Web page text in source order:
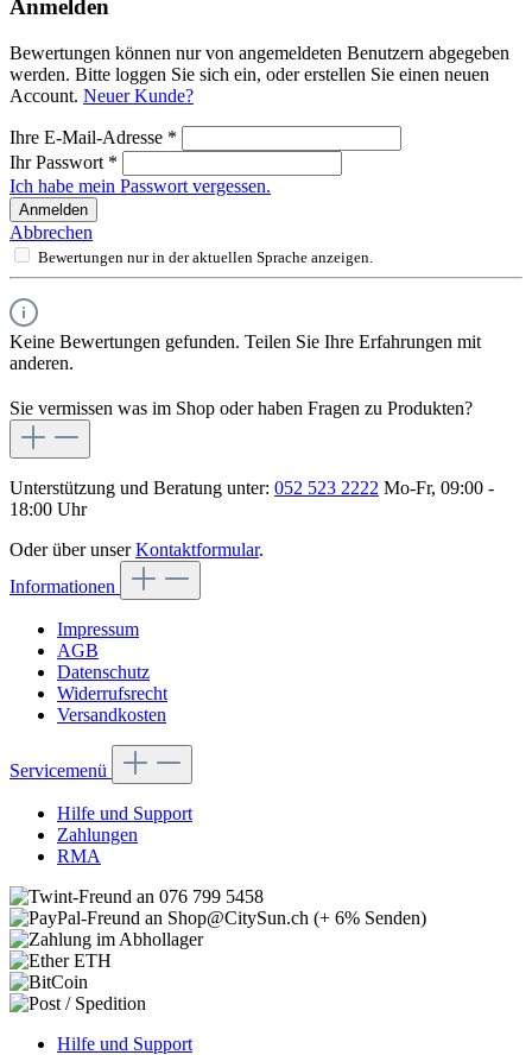
Anmelden
Bewertungen können nur von angemeldeten Benutzern abgegeben
werden. Bitte loggen Sie sich ein, oder erstellen Sie einen neuen
Account. Neuer Kunde?
Ihre E-Mail-Adresse *
Ihr Passwort *
Ich habe mein Passwort vergessen.
Anmelden
Abbrechen
Bewertungen nur in der aktuellen Sprache anzeigen.
Keine Bewertungen gefunden. Teilen Sie Ihre Erfahrungen mit
anderen.
Sie vermissen was im Shop oder haben Fragen zu Produkten?
Unterstützung und Beratung unter: 052 523 2222 Mo-Fr, 09:00 -
18:00 Uhr
Oder über unserKontaktformular.
Informationen
Impressum
AGB
Datenschutz
Widerrufsrecht
Versandkosten
Servicemenü
Hilfe und Support
Zahlungen
RMA
Hilfe und Support